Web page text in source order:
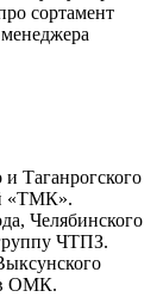
сортамент
Таганрогского
«ТМК».
Челябинского
ЧТПЗ.
в ОМК.